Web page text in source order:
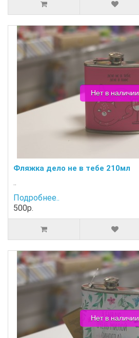
Нет в наличии
Фляжка дело не в тебе 210мл
..
Подробнее..
500р.
Нет в наличии